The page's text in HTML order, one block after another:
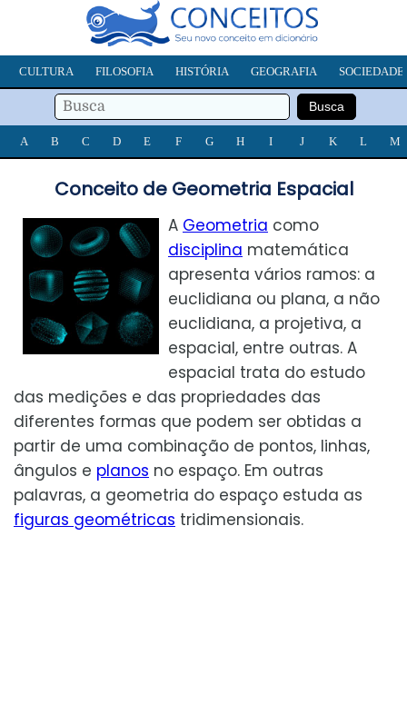
CULTURA FILOSOFIA HISTÓRIA GEOGRAFIA SOCIEDADE
A B C D E F G H I J K L M
Conceito de Geometria Espacial
A Geometria como
disciplina matemática
apresenta vários ramos: a
euclidiana ou plana, a não
euclidiana, a projetiva, a
espacial, entre outras. A
espacial trata do estudo
das medições e das propriedades das
diferentes formas que podem ser obtidas a
partir de uma combinação de pontos, linhas,
ângulos e planos no espaço. Em outras
palavras, a geometria do espaço estuda as
figuras geométricas tridimensionais.